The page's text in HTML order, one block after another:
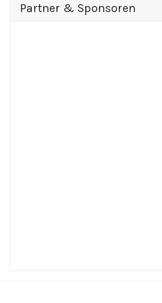
Partner & Sponsoren